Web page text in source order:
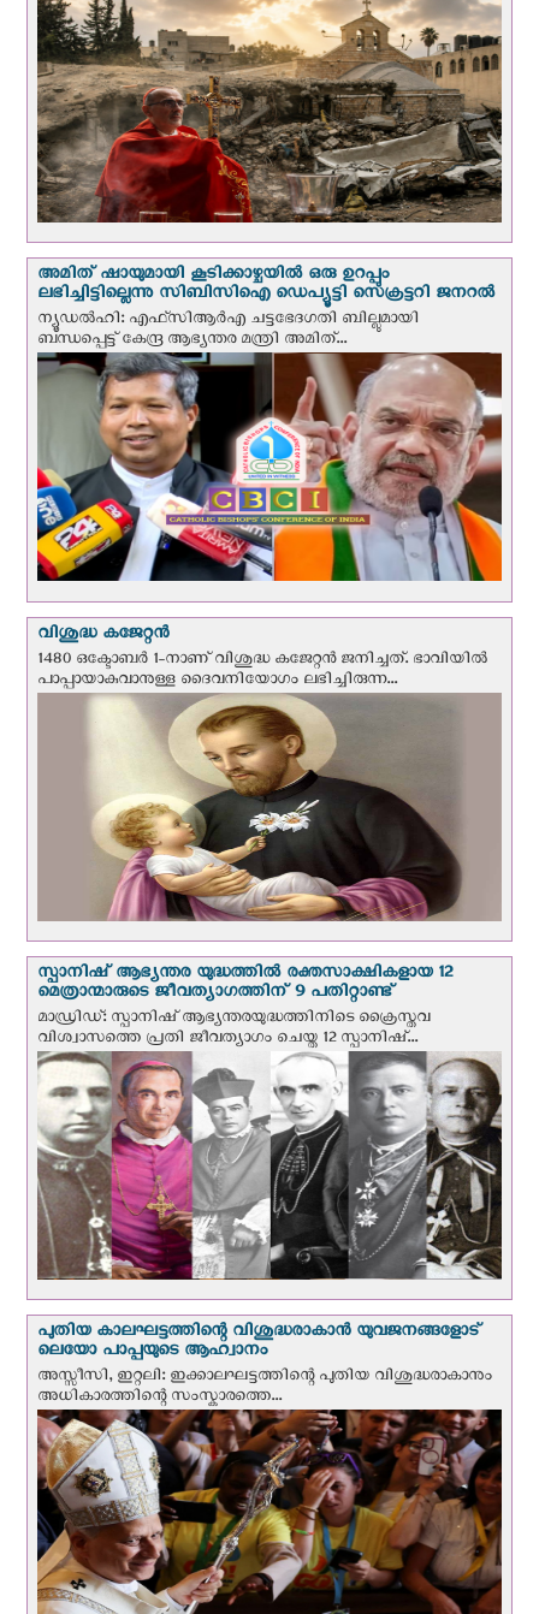
അമിത് ഷായുമായി കൂടിക്കാഴ്ചയില്‍ ഒരു ഉറപ്പും
ലഭിച്ചിട്ടില്ലെന്നു സിബിസിഐ ഡെപ്യൂട്ടി സെക്രട്ടറി ജനറല്‍
ന്യൂഡല്‍ഹി: എഫ്‌സിആര്‍എ ചട്ടഭേദഗതി ബില്ലുമായി
ബന്ധപ്പെട്ട് കേന്ദ്ര ആഭ്യന്തര മന്ത്രി അമിത്...
വിശുദ്ധ കജേറ്റന്‍
1480 ഒക്ടോബര്‍ 1-നാണ് വിശുദ്ധ കജേറ്റന്‍ ജനിച്ചത്. ഭാവിയില്‍
പാപ്പായാകുവാനുള്ള ദൈവനിയോഗം ലഭിച്ചിരുന്ന...
സ്പാനിഷ് ആഭ്യന്തര യുദ്ധത്തില്‍ രക്തസാക്ഷികളായ 12
മെത്രാന്മാരുടെ ജീവത്യാഗത്തിന് 9 പതിറ്റാണ്ട്
മാഡ്രിഡ്: സ്പാനിഷ് ആഭ്യന്തരയുദ്ധത്തിനിടെ ക്രൈസ്തവ
വിശ്വാസത്തെ പ്രതി ജീവത്യാഗം ചെയ്ത 12 സ്പാനിഷ്...
പുതിയ കാലഘട്ടത്തിന്റെ വിശുദ്ധരാകാന്‍ യുവജനങ്ങളോട്
ലെയോ പാപ്പയുടെ ആഹ്വാനം
അസ്സീസി, ഇറ്റലി: ഇക്കാലഘട്ടത്തിന്റെ പുതിയ വിശുദ്ധരാകാനും
അധികാരത്തിന്റെ സംസ്കാരത്തെ...